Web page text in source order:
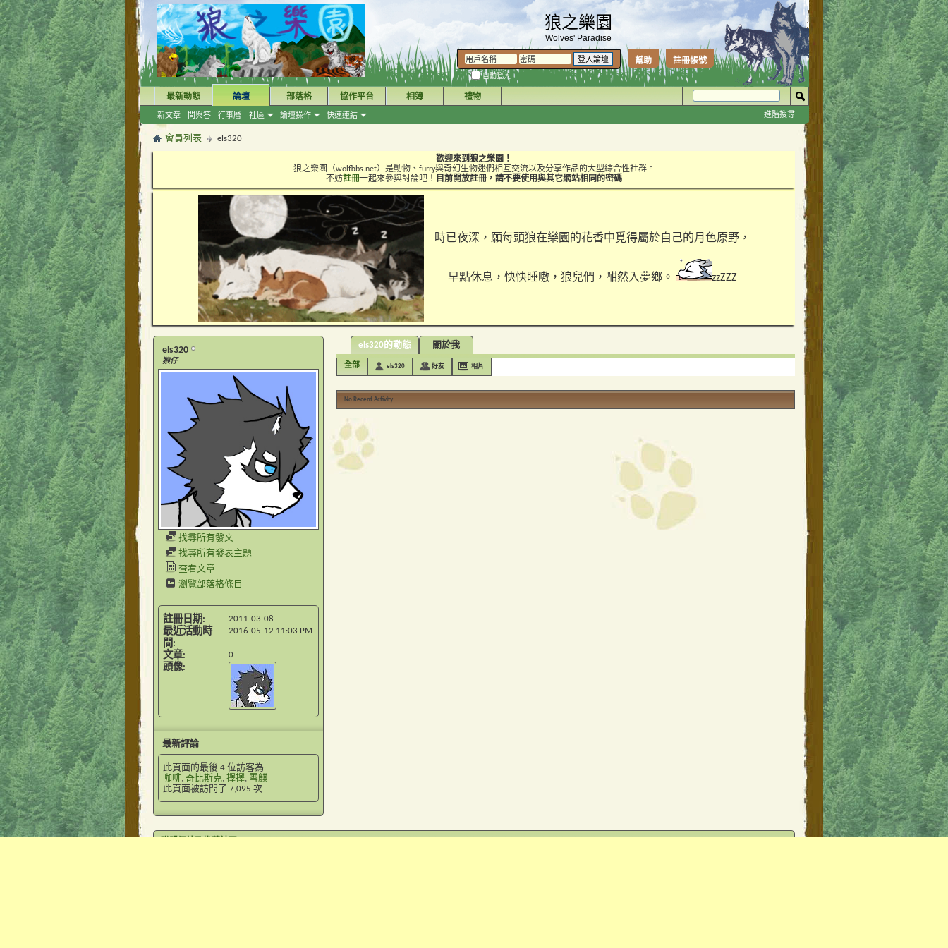
狼之樂園
Wolves' Paradise
註冊帳號
幫助
自動登入
最新動態 論壇
新文章 問與答 行事曆 社區 論壇操作 快速連結
部落格 協作平台 相簿 禮物
進階搜尋
會員列表 els320
歡迎來到狼之樂園！
狼之樂園（wolfbbs.net）是動物、furry與奇幻生物迷們相互交流以及分享作品的大型綜合性社群。
不妨註冊一起來參與討論吧！ 目前開放註冊，請不要使用與其它網站相同的密碼
時已夜深，願每頭狼在樂園的花香中覓得屬於自己的月色原野，
早點休息，快快睡嗷，狼兒們，酣然入夢鄉。 zzZZZ
els320
狼仔
找尋所有發文
找尋所有發表主題
查看文章
瀏覽部落格條目
註冊日期 2011-03-08
最近活動時
間
2016-05-12 11:03 PM
文章 0
頭像
最新評論
此頁面的最後 4 位訪客為:
咖啡, 奇比斯克, 擇擇, 雪麒
此頁面被訪問了 7,095 次
els320的動態 關於我
全部 els320 好友 相片
No Recent Activity